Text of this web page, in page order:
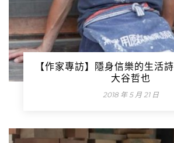
【作家專訪】隱身信樂的生活
大谷哲也
2018 年 5 月 21 日